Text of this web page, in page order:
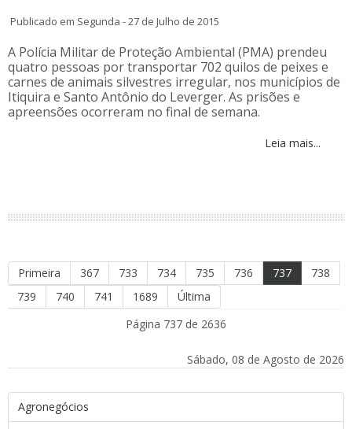
Publicado em Segunda - 27 de Julho de 2015
A Polícia Militar de Proteção Ambiental (PMA) prendeu
quatro pessoas por transportar 702 quilos de peixes e
carnes de animais silvestres irregular, nos municípios de
Itiquira e Santo Antônio do Leverger. As prisões e
apreensões ocorreram no final de semana.
Leia mais...
Primeira 367 733 734 735 736 737
738
739
740 741 1689
Última
Página 737 de 2636
Sábado, 08 de Agosto de 2026
Agronegócios